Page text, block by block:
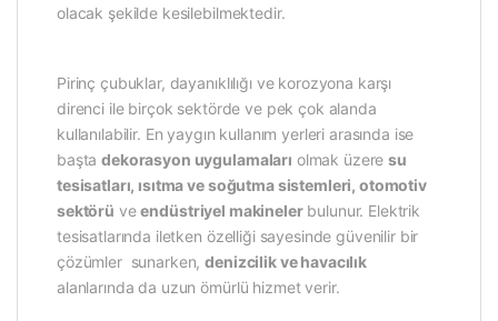
olacak şekilde kesilebilmektedir.
Pirinç çubuklar, dayanıklılığı ve korozyona karşı
direnci ile birçok sektörde ve pek çok alanda
kullanılabilir. En yaygın kullanım yerleri arasında ise
baştadekorasyon uygulamaları olmak üzeresu
tesisatları, ısıtma ve soğutma sistemleri, otomotiv
sektörü veendüstriyel makinelerbulunur. Elektrik
tesisatlarında iletken özelliği sayesinde güvenilir bir
çözümler sunarken,denizcilik ve havacılık
alanlarında da uzun ömürlü hizmet verir.